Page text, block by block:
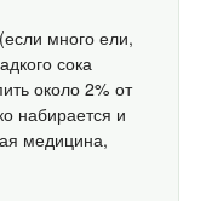
много ели,
сока
около 2% от
набирается и
медицина,